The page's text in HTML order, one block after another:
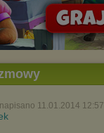
napisano 11.01.2014 12:57